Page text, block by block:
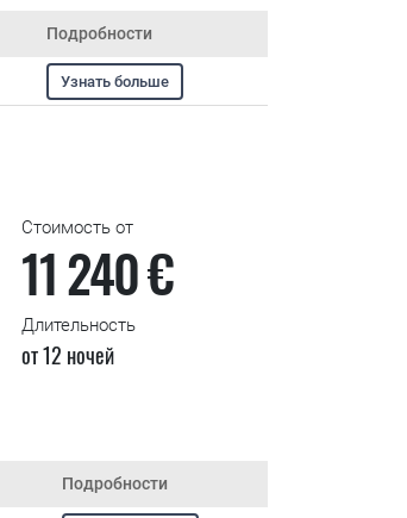
Подробности
Узнать больше
Стоимость от
11 240 €
Длительность
от 12 ночей
Подробности